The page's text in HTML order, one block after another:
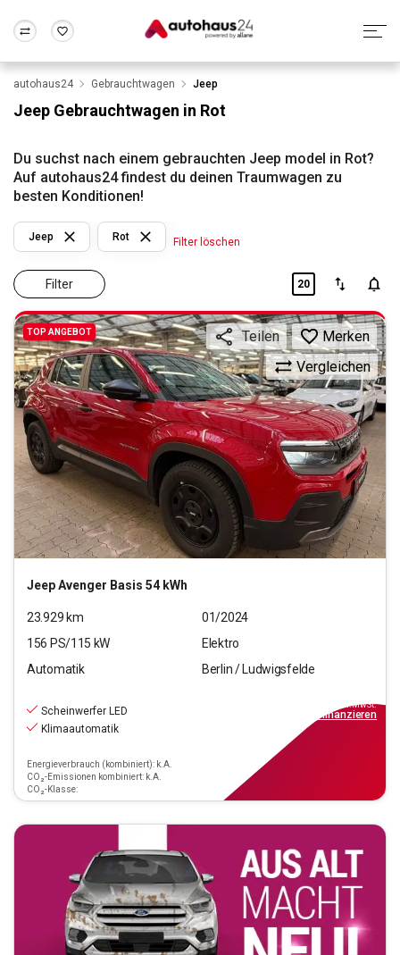
Wir bewerten dein Auto
Alle Fragen & Antworten
Rund um die Inzahlungnahme
Frankfurt Wuppertal
autohaus24 Gebrauchtwagen Jeep
Jeep Gebrauchtwagen in Rot
Du suchst nach einem gebrauchten Jeep model in Rot?
Auf autohaus24 findest du deinen Traumwagen zu
besten Konditionen!
Filter
Jeep Rot Filter löschen
20
TOP ANGEBOT
JeepAvenger Basis 54 kWh
Vergleichen
Teilen Merken
23.929 km
01/2024
156 PS/115 kW
Elektro
Automatik
Berlin / Ludwigsfelde
Scheinwerfer LED
Klimaautomatik
Energieverbrauch (kombiniert): k.A.
CO₂-Emissionen kombiniert: k.A.
CO₂-Klasse:
inkl.MwSt.
finanzieren